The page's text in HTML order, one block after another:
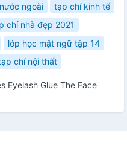
ngoài
tạp chí kinh tế
chí nhà đẹp 2021
lớp học mật ngữ tập 14
chí nội thất
Eyelash Glue The Face